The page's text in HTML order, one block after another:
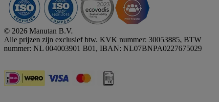
© 2026 Manutan B.V.
Alle prijzen zijn exclusief btw. KVK nummer: 30053885, BTW
nummer: NL 004003901 B01, IBAN: NL07BNPA0227675029